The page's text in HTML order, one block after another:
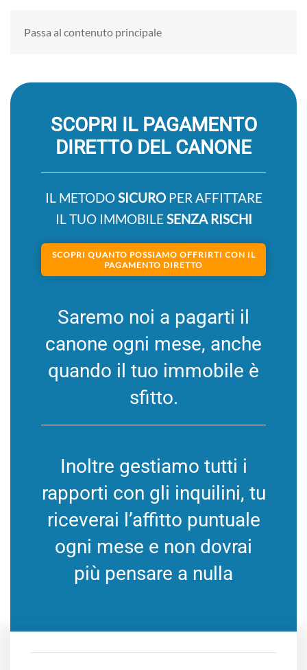
Passa al contenuto principale
SCOPRI IL PAGAMENTO
DIRETTO DEL CANONE
IL METODOSICUROPER AFFITTARE
IL TUO IMMOBILE SENZA RISCHI
SCOPRI QUANTO POSSIAMO OFFRIRTI CON IL
PAGAMENTO DIRETTO
Saremo noi a pagarti il
canone ogni mese, anche
quando il tuo immobile è
sfitto.
Inoltre gestiamo tutti i
rapporti con gli inquilini, tu
riceverai l’affitto puntuale
ogni mese e non dovrai
più pensare a nulla